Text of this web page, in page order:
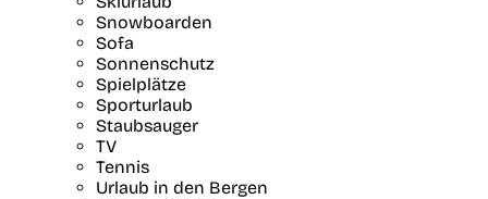
Snowboarden
Sofa
Sonnenschutz
Spielplätze
Sporturlaub
Staubsauger
TV
Tennis
Urlaub in den Bergen